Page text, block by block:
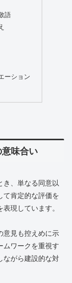
語
ーション
意味合い
き、単なる同意以
て肯定的な評価を
現しています。
意見も控えめに示
ムワークを重視す
ながら建設的な対